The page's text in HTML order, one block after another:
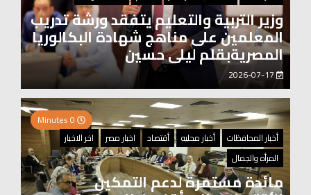
وزير التربية والتعليم يتفقد ورشة تدريب
المعلمين على مناهج شهادة البكالوريا
المصريةبقلم ليلى حسين
أخبار المحافظات
أخبار محليه أقتصاد اخبار مصر
اخر الاخبار
المرأه والجمال
مائدة مستمرة لدعم التمكين